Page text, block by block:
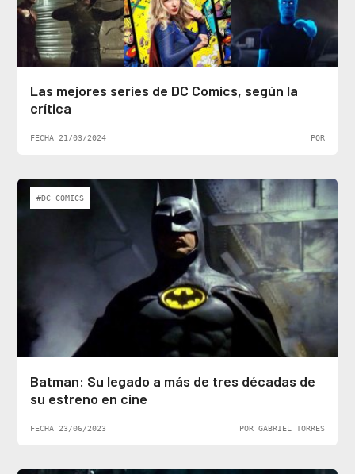
Las mejores series de DC Comics, según la
crítica
FECHA 21/03/2024 POR
#DC COMICS
Batman: Su legado a más de tres décadas de
su estreno en cine
FECHA 23/06/2023 POR GABRIEL TORRES